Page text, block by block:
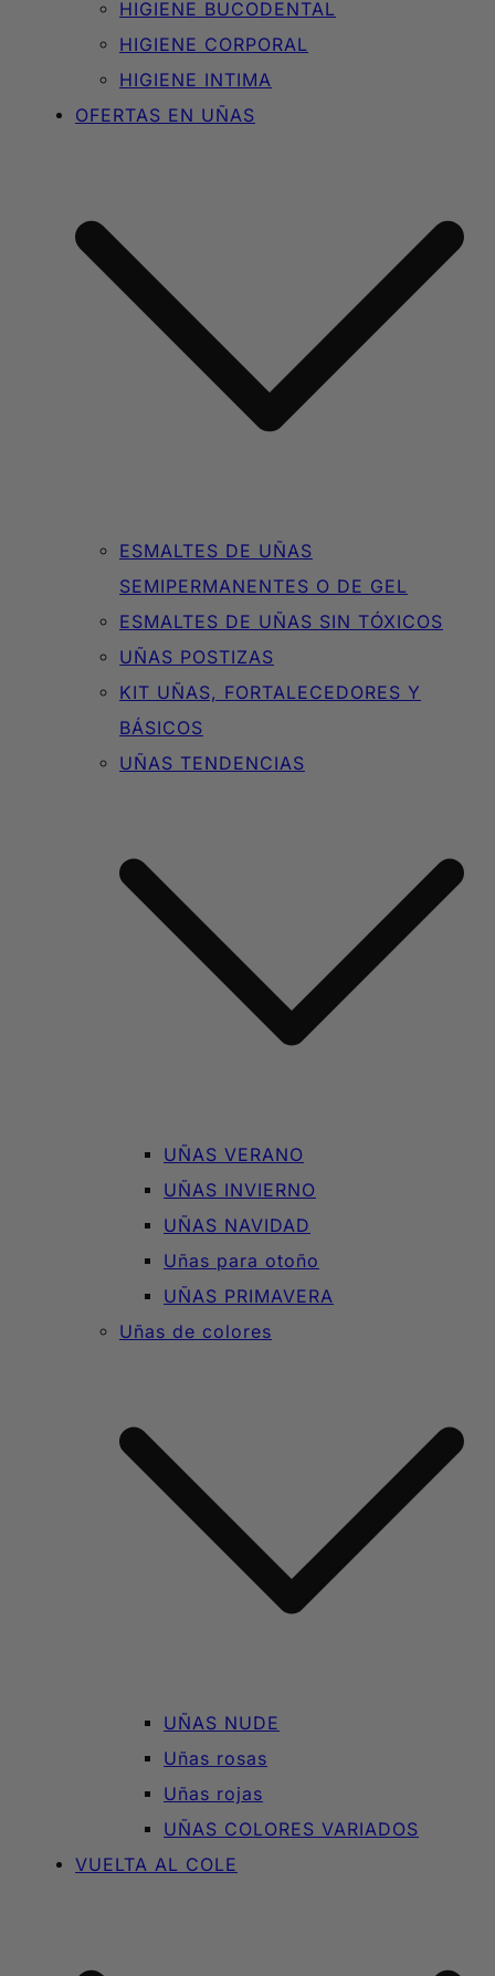
HIGIENE BUCODENTAL
HIGIENE CORPORAL
HIGIENE INTIMA
OFERTAS EN UÑAS
ESMALTES DE UÑAS
SEMIPERMANENTES O DE GEL
ESMALTES DE UÑAS SIN TÓXICOS
UÑAS POSTIZAS
KIT UÑAS, FORTALECEDORES Y
BÁSICOS
UÑAS TENDENCIAS
UÑAS VERANO
UÑAS INVIERNO
UÑAS NAVIDAD
Uñas para otoño
UÑAS PRIMAVERA
Uñas de colores
UÑAS NUDE
Uñas rosas
Uñas rojas
UÑAS COLORES VARIADOS
VUELTA AL COLE